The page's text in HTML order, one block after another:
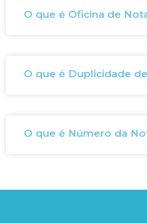
O que é Oficina de
O que é Duplicidade
O que é Número da